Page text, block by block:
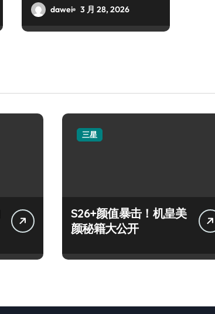
dawei 3 月 28, 2026
三星
S26+颜值暴击！机皇美
颜秘籍大公开